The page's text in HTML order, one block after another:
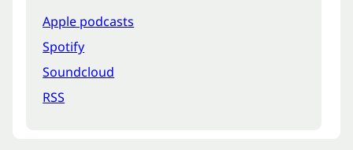
Apple podcasts
Spotify
Soundcloud
RSS